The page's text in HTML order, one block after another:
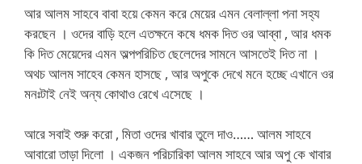
আর আলম সাহবে বাবা হয়ে কেমন করে মেয়ের এমন বেলাল্লা পনা সহ্য
করছেন । ওদের বাড়ি হলে এতক্ষনে কষে ধমক দিত ওর আব্বা , আর ধমক
কি দিত মেয়েদের এমন অল্পপরিচিত ছেলেদের সামনে আসতেই দিত না ।
অথচ আলম সাহেব কেমন হাসছে , আর অপুকে দেখে মনে হচ্ছে এখানে ওর
মনঃটাই নেই অন্য কোথাও রেখে এসেছে ।
আরে সবাই শুরু করো , মিতা ওদের খাবার তুলে দাও…… আলম সাহবে
আবারো তাড়া দিলো । একজন পরিচারিকা আলম সাহবে আর অপু কে খাবার